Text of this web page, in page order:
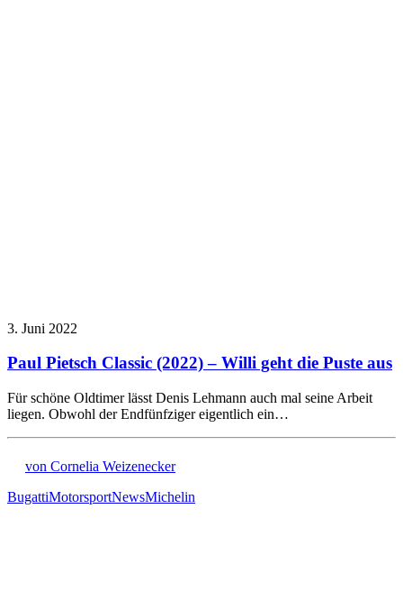
3. Juni 2022
Paul Pietsch Classic (2022) – Willi geht die Puste aus
Für schöne Oldtimer lässt Denis Lehmann auch mal seine Arbeit
liegen. Obwohl der Endfünfziger eigentlich ein…
von Cornelia Weizenecker
BugattiMotorsportNewsMichelin